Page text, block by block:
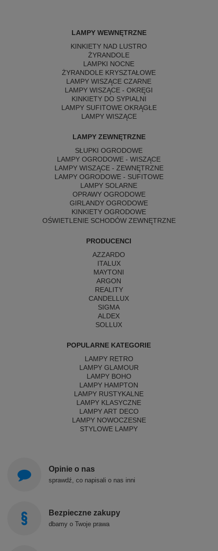
LAMPY WEWNĘTRZNE
KINKIETY NAD LUSTRO
ŻYRANDOLE
LAMPKI NOCNE
ŻYRANDOLE KRYSZTAŁOWE
LAMPY WISZĄCE CZARNE
LAMPY WISZĄCE - OKRĘGI
KINKIETY DO SYPIALNI
LAMPY SUFITOWE OKRĄGŁE
LAMPY WISZĄCE
LAMPY ZEWNĘTRZNE
SŁUPKI OGRODOWE
LAMPY OGRODOWE - WISZĄCE
LAMPY WISZĄCE - ZEWNĘTRZNE
LAMPY OGRODOWE - SUFITOWE
LAMPY SOLARNE
OPRAWY OGRODOWE
GIRLANDY OGRODOWE
KINKIETY OGRODOWE
OŚWIETLENIE SCHODÓW ZEWNĘTRZNE
PRODUCENCI
AZZARDO
ITALUX
MAYTONI
ARGON
REALITY
CANDELLUX
SIGMA
ALDEX
SOLLUX
POPULARNE KATEGORIE
LAMPY RETRO
LAMPY GLAMOUR
LAMPY BOHO
LAMPY HAMPTON
LAMPY RUSTYKALNE
LAMPY KLASYCZNE
LAMPY ART DECO
LAMPY NOWOCZESNE
STYLOWE LAMPY
Opinie o nas
sprawdź, co napisali o nas inni
Bezpieczne zakupy
dbamy o Twoje prawa